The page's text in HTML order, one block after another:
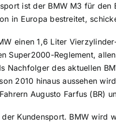
ist der BMW M3 für
in Europa bestreitet,
einen 1,6 Liter
Super2000-Reglement,
Nachfolger des aktuellen
2010 hinaus aussehen
Augusto Farfus (BR)
Kundensport. BMW wird